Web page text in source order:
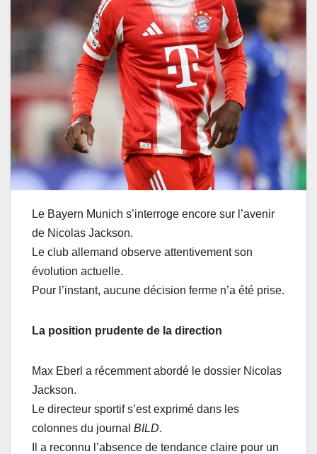
Le Bayern Munich s’interroge encore sur l’avenir
de Nicolas Jackson.
Le club allemand observe attentivement son
évolution actuelle.
Pour l’instant, aucune décision ferme n’a été prise.
La position prudente de la direction
Max Eberl a récemment abordé le dossier Nicolas
Jackson.
Le directeur sportif s’est exprimé dans les
colonnes du journal BILD.
Il a reconnu l’absence de tendance claire pour un